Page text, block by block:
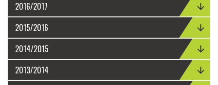
2016/2017
2015/2016
2014/2015
2013/2014